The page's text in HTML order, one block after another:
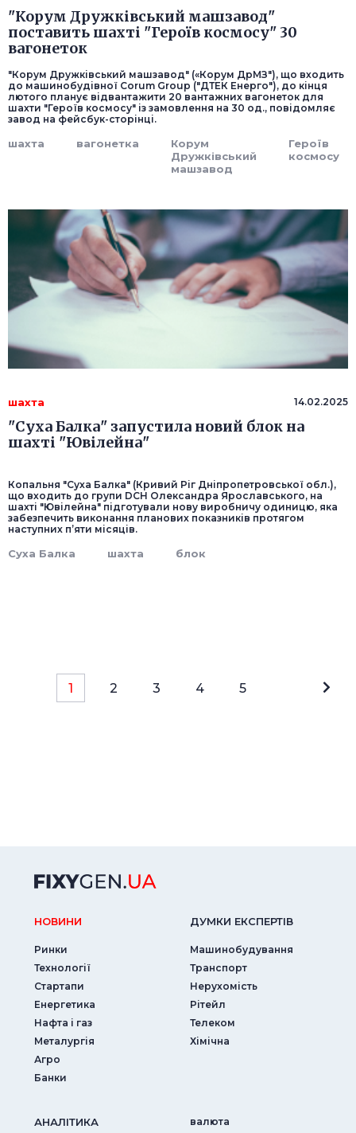
"Корум Дружківський машзавод"
поставить шахті "Героїв космосу" 30
вагонеток
"Корум Дружківський машзавод" («Корум ДрМЗ"), що входить
до машинобудівної Corum Group ("ДТЕК Енерго"), до кінця
лютого планує відвантажити 20 вантажних вагонеток для
шахти "Героїв космосу" із замовлення на 30 од., повідомляє
завод на фейсбук-сторінці.
шахта вагонетка
Корум
Дружківський
машзавод
Героїв
космосу
шахта 14.02.2025
"Суха Балка" запустила новий блок на
шахті "Ювілейна"
Копальня "Суха Балка" (Кривий Ріг Дніпропетровської обл.),
що входить до групи DCH Олександра Ярославського, на
шахті "Ювілейна" підготували нову виробничу одиницю, яка
забезпечить виконання планових показників протягом
наступних п’яти місяців.
Суха Балка шахта блок
1 2 3 4 5
НОВИНИ
Ринки
Технології
Стартапи
Енергетика
Нафта і газ
Металургія
Агро
Банки
ДУМКИ ЕКСПЕРТIВ
Машинобудування
Транспорт
Нерухомість
Рітейл
Телеком
Хімічна
АНАЛIТИКА валюта